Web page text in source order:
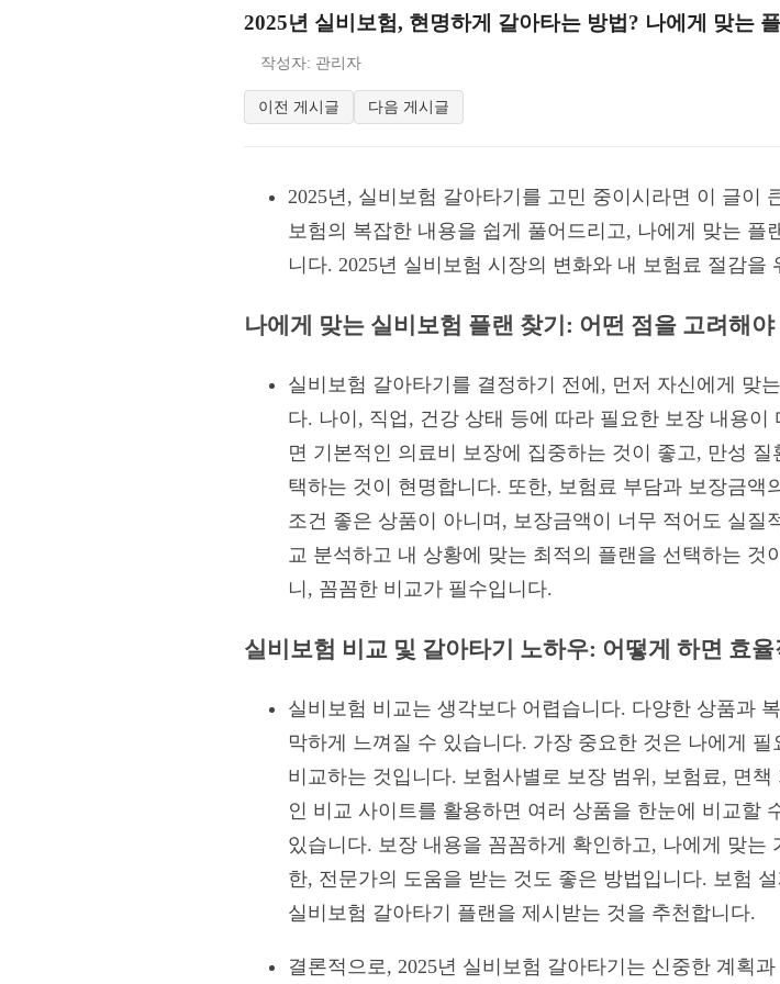
2025년 실비보험, 현명하게 갈아타는 방법? 나에게 맞는
작성자: 관리자
이전 게시글 다음 게시글
2025년, 실비보험 갈아타기를 고민 중이시라면 이 글이
보험의 복잡한 내용을 쉽게 풀어드리고, 나에게 맞는
니다. 2025년 실비보험 시장의 변화와 내 보험료 절감
나에게 맞는 실비보험 플랜 찾기: 어떤 점을 고려해야
실비보험 갈아타기를 결정하기 전에, 먼저 자신에게 맞
다. 나이, 직업, 건강 상태 등에 따라 필요한 보장 내용
면 기본적인 의료비 보장에 집중하는 것이 좋고, 만성
택하는 것이 현명합니다. 또한, 보험료 부담과 보장금
조건 좋은 상품이 아니며, 보장금액이 너무 적어도 실질
교 분석하고 내 상황에 맞는 최적의 플랜을 선택하는 것
니, 꼼꼼한 비교가 필수입니다.
실비보험 비교 및 갈아타기 노하우: 어떻게 하면 효
실비보험 비교는 생각보다 어렵습니다. 다양한 상품과
막하게 느껴질 수 있습니다. 가장 중요한 것은 나에게
비교하는 것입니다. 보험사별로 보장 범위, 보험료, 면
인 비교 사이트를 활용하면 여러 상품을 한눈에 비교할
있습니다. 보장 내용을 꼼꼼하게 확인하고, 나에게 맞는
한, 전문가의 도움을 받는 것도 좋은 방법입니다. 보험
실비보험 갈아타기 플랜을 제시받는 것을 추천합니다.
결론적으로, 2025년 실비보험 갈아타기는 신중한 계획